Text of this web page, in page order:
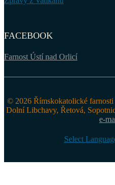
FACEBOOK
Farnost Ústí nad Orlicí
© 2026 Římskokatolické
Dolní Libchavy, Řetová,
e-
Select